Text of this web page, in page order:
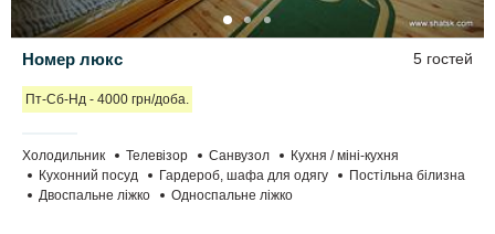
Номер люкс 5 гостей
Пт-Сб-Нд - 4000 грн/доба.
Холодильник Телевізор Санвузол
Кухня / міні-кухня
Кухонний посуд
Гардероб, шафа для одягу
Постільна білизна
Двоспальне ліжко
Односпальне ліжко